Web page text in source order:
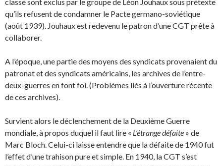
qu’ils refusent de condamner le Pacte germano-soviétique
(août 1939). Jouhaux est redevenu le patron d’une CGT prête à
collaborer.
A l’époque, une partie des moyens des syndicats provenaient du
patronat et des syndicats américains, les archives de l’entre-
deux-guerres en font foi. (Problèmes liés à l’ouverture récente
de ces archives).
Survient alors le déclenchement de la Deuxième Guerre
mondiale, à propos duquel il faut lire « L’étrange défaite » de
Marc Bloch. Celui-ci laisse entendre que la défaite de 1940 fut
l’effet d’une trahison pure et simple. En 1940, la CGT s’est